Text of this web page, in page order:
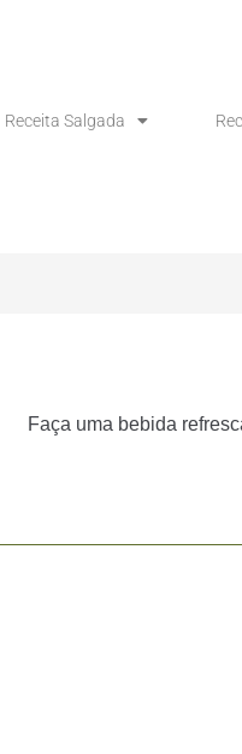
Receita Salgada
Faça uma bebida